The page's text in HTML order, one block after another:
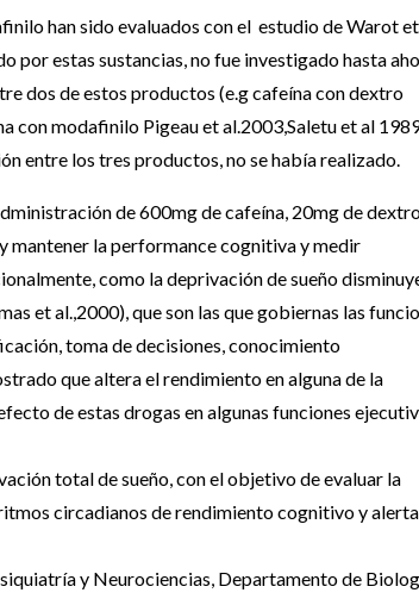
han sido evaluados con el estudio de Warot et
estas sustancias, no fue investigado hasta
dos de estos productos (e.g cafeína con dextro
con modafinilo Pigeau et al.2003,Saletu et al
entre los tres productos, no se había realizado.
de 600mg de cafeína, 20mg de
mantener la performance cognitiva y medir
como la deprivación de sueño
et al.,2000), que son las que gobiernas las
toma de decisiones, conocimiento
que altera el rendimiento en alguna de la
de estas drogas en algunas funciones
total de sueño, con el objetivo de evaluar la
circadianos de rendimiento cognitivo y alerta.
y Neurociencias, Departamento de